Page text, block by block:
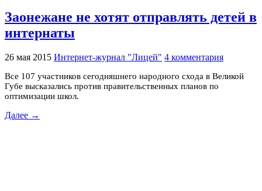
Заонежане не хотят отправлять детей в
интернаты
26 мая 2015 Интернет-журнал "Лицей" 4 комментария
Все 107 участников сегодняшнего народного схода в Великой
Губе высказались против правительственных планов по
оптимизации школ.
Далее →